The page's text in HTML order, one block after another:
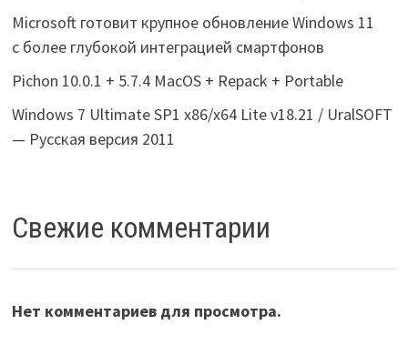
Microsoft готовит крупное обновление Windows 11
с более глубокой интеграцией смартфонов
Pichon 10.0.1 + 5.7.4 MacOS + Repack + Portable
Windows 7 Ultimate SP1 x86/x64 Lite v18.21 / UralSOFT
— Русская версия 2011
Свежие комментарии
Нет комментариев для просмотра.